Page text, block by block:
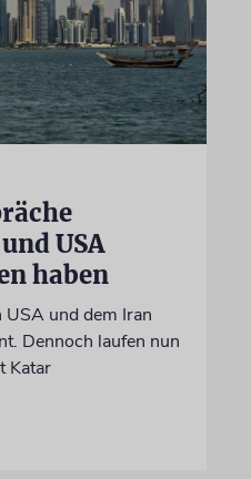
USA
haben
USA und dem Iran
Dennoch laufen nun
Katar